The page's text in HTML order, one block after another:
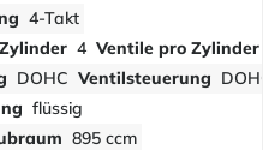
4-Takt
4 Ventile pro Zylinder
DOHC Ventilsteuerung
flüssig
895 ccm